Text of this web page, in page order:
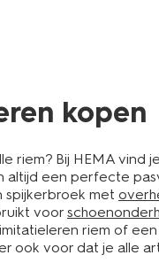
kopen
riem? Bij HEMA
altijd een perfecte
met
voor
riem of
ook voor dat je alle